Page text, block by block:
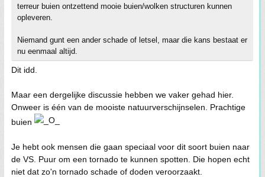
terreur buien ontzettend mooie buien/wolken structuren kunnen
opleveren.
Niemand gunt een ander schade of letsel, maar die kans bestaat er
nu eenmaal altijd.
Dit idd.
Maar een dergelijke discussie hebben we vaker gehad hier.
Onweer is één van de mooiste natuurverschijnselen. Prachtige
buien
Je hebt ook mensen die gaan speciaal voor dit soort buien naar
de VS. Puur om een tornado te kunnen spotten. Die hopen echt
niet dat zo'n tornado schade of doden veroorzaakt.